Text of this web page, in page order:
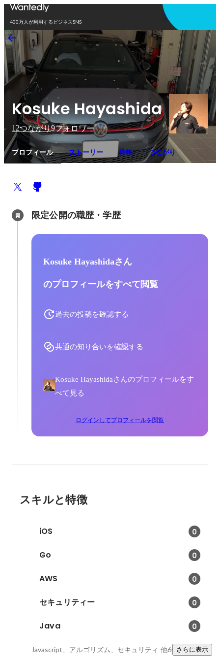
400万人が利用するビジネスSNS
アプリを使う
Kosuke Hayashida
12つながり9フォロワー
プロフィール ストーリー 性格 つながり
限定公開の職歴・学歴
Kosuke Hayashidaさん
のプロフィールをすべて閲覧
過去の投稿を確認する
共通の知り合いを確認する
Kosuke Hayashidaさんのプロフィールをす
べて見る
ログインしてプロフィールを閲覧
スキルと特徴
iOS 0
Go 0
AWS 0
セキュリティー 0
Java 0
Javascript、アルゴリズム、セキュリティ 他6件さらに表示